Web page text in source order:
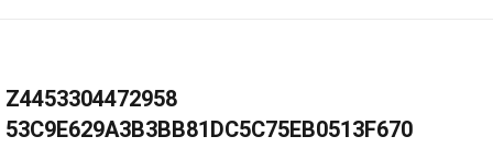
Z4453304472958
53C9E629A3B3BB81DC5C75EB0513F670